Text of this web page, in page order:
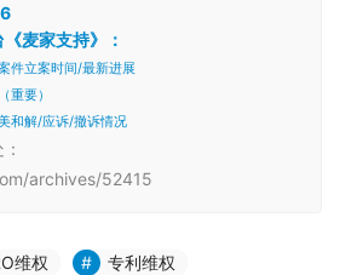
麦家支持》：
件立案时间/最新进展
重要）
和解/应诉/撤诉情况
archives/52415
维权
专利维权